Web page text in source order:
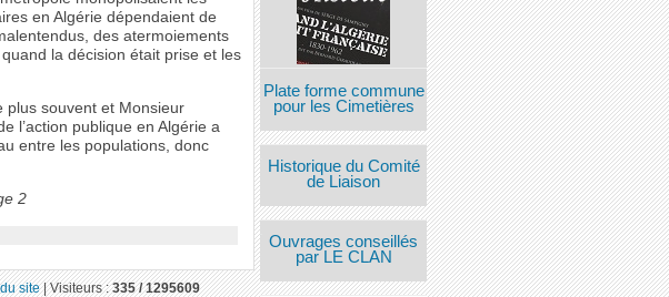
en Algérie dépendaient de
des atermoiements
la décision était prise et les
plus souvent et Monsieur
l’action publique en Algérie a
entre les populations, donc
2
Plate forme commune
pour les Cimetières
Historique du Comité
de Liaison
Ouvrages conseillés
par LE CLAN
site|Visiteurs :335 / 1295609